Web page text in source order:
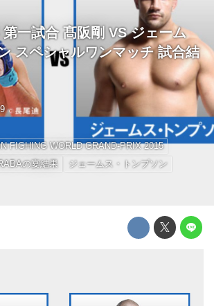
一試合 髙阪剛 VS ジェーム
スペシャルワンマッチ 試合結
FIGHING WORLD GRAND-PRIX 2015
の宴結果
ジェームス・トンプソン